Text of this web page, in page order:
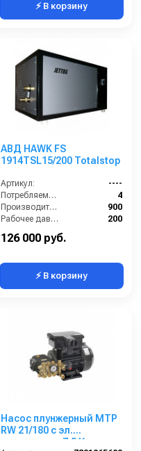
⚡ В корзину
АВД HAWK FS
1914TSL15/200 Totalstop
Артикул:
----
Потребляемая мощность (кВт):
4
Производительность (л/ч):
900
Рабочее давление (бар):
200
126 000 руб.
⚡ В корзину
Насос плунжерный MTP
RW 21/180 с эл.
двигателем 7,5 Квт